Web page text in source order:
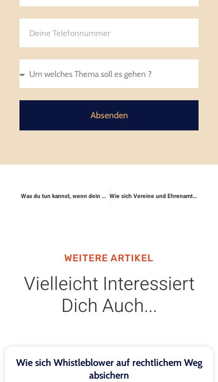
Absenden
Was du tun kannst, wenn dein Nachbar die Grenze nicht einhält Wie sich Vereine und Ehrenamtliche absichern können
WEITERE ARTIKEL
Vielleicht Interessiert
Dich Auch...
Wie sich Whistleblower auf rechtlichem Weg
absichern